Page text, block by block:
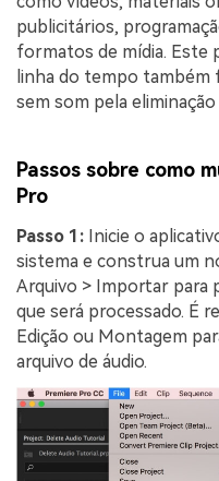
publicitários,
formatos de mídia. Este
linha do tempo também
sem som pela
Passos sobre como
Pro
Passo 1: Inicie o
sistema e construa um
Arquivo > Importar para
que será processado. É
Edição ou Montagem
arquivo de áudio.